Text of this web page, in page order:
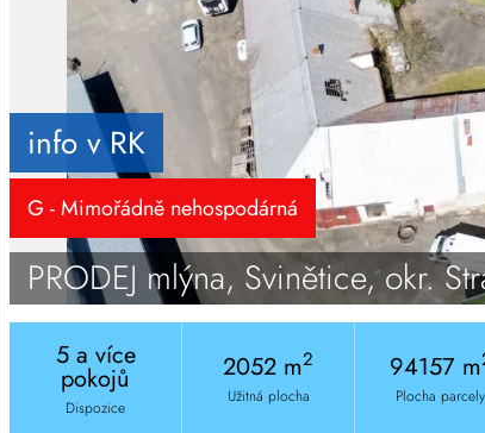
info v RK
G - Mimořádně nehospodárná
PRODEJ mlýna, Svinětice, okr.
5 a více
pokojů
Dispozice
2052 m2
Užitná plocha
94157 m
Plocha parcely